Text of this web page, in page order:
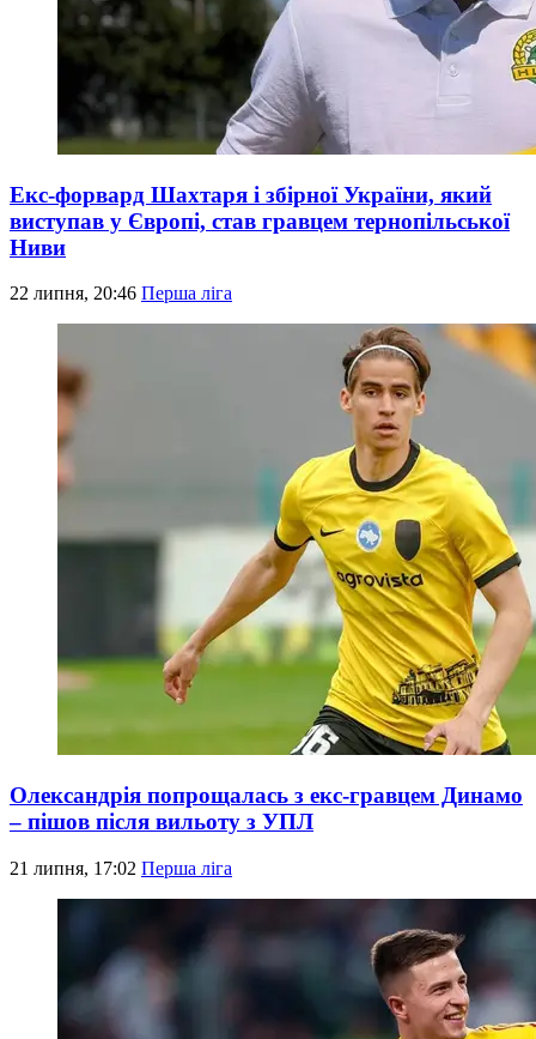
Екс-форвард Шахтаря і збірної України, який
виступав у Європі, став гравцем тернопільської
Ниви
22 липня, 20:46 Перша ліга
Олександрія попрощалась з екс-гравцем Динамо
– пішов після вильоту з УПЛ
21 липня, 17:02 Перша ліга